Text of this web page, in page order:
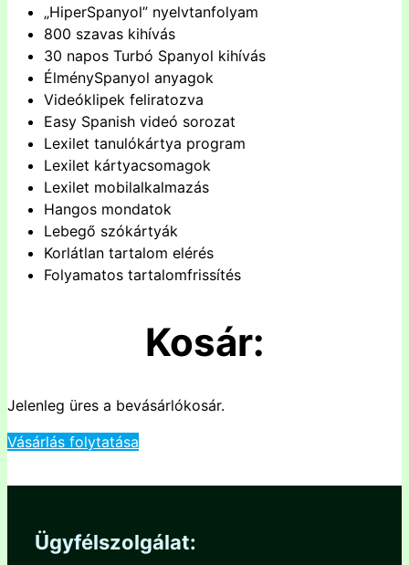
„HiperSpanyol” nyelvtanfolyam
800 szavas kihívás
30 napos Turbó Spanyol kihívás
ÉlménySpanyol anyagok
Videóklipek feliratozva
Easy Spanish videó sorozat
Lexilet tanulókártya program
Lexilet kártyacsomagok
Lexilet mobilalkalmazás
Hangos mondatok
Lebegő szókártyák
Korlátlan tartalom elérés
Folyamatos tartalomfrissítés
Kosár:
Jelenleg üres a bevásárlókosár.
Vásárlás folytatása
Ügyfélszolgálat: